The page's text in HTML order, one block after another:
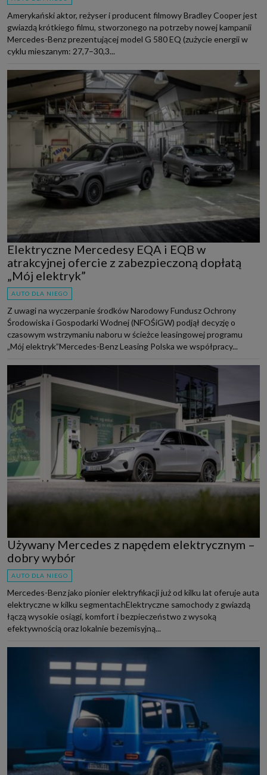
Amerykański aktor, reżyser i producent filmowy Bradley Cooper jest
gwiazdą krótkiego filmu, stworzonego na potrzeby nowej kampanii
Mercedes-Benz prezentującej model G 580 EQ (zużycie energii w
cyklu mieszanym: 27,7–30,3...
Elektryczne Mercedesy EQA i EQB w
atrakcyjnej ofercie z zabezpieczoną dopłatą
„Mój elektryk”
AUTO DLA NIEGO
Z uwagi na wyczerpanie środków Narodowy Fundusz Ochrony
Środowiska i Gospodarki Wodnej (NFOŚiGW) podjął decyzję o
czasowym wstrzymaniu naboru w ścieżce leasingowej programu
„Mój elektryk”Mercedes-Benz Leasing Polska we współpracy...
Używany Mercedes z napędem elektrycznym –
dobry wybór
AUTO DLA NIEGO
Mercedes-Benz jako pionier elektryfikacji już od kilku lat oferuje auta
elektryczne w kilku segmentachElektryczne samochody z gwiazdą
łączą wysokie osiągi, komfort i bezpieczeństwo z wysoką
efektywnością oraz lokalnie bezemisyjną...